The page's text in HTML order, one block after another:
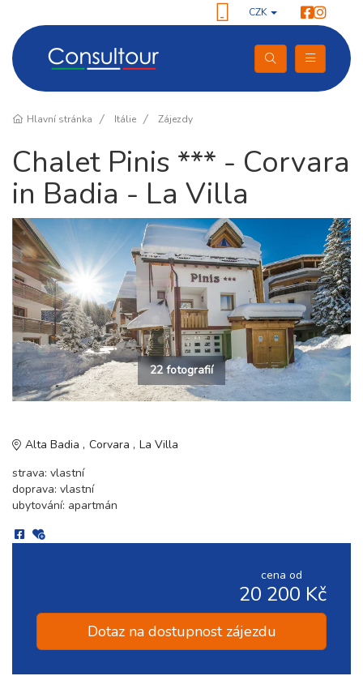
CZK
Hlavní stránka Itálie Zájezdy
Chalet Pinis *** - Corvara
in Badia - La Villa
22 fotografií
Alta Badia Corvara
La Villa
strava: vlastní
doprava: vlastní
ubytování: apartmán
cena od
20 200 Kč
Dotaz na dostupnost zájezdu